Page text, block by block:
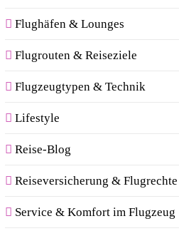
Flughäfen & Lounges
Flugrouten & Reiseziele
Flugzeugtypen & Technik
Lifestyle
Reise-Blog
Reiseversicherung & Flugrechte
Service & Komfort im Flugzeug